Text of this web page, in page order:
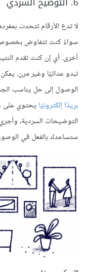
لا تدع الأرقام تتحدث
سواءً كنت تتفاوض بخصوص
أخرى. أي إن كنت تقدم
تبدو عدائيًا وغير مرن.
الوصول إلى حل يناسب
بريدًا إلكترونيًا يحتوي على
التوضيحات السردية، وأجري
ستساعدك بالفعل في